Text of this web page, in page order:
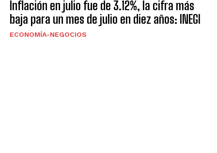
Inflación en julio fue de 3.12%, la cifra más
baja para un mes de julio en diez años: INEGI
ECONOMÍA-NEGOCIOS